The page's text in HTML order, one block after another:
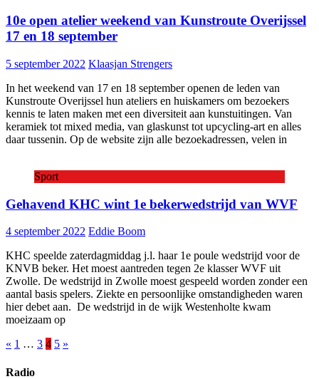
10e open atelier weekend van Kunstroute Overijssel
17 en 18 september
5 september 2022 Klaasjan Strengers
In het weekend van 17 en 18 september openen de leden van
Kunstroute Overijssel hun ateliers en huiskamers om bezoekers
kennis te laten maken met een diversiteit aan kunstuitingen. Van
keramiek tot mixed media, van glaskunst tot upcycling-art en alles
daar tussenin. Op de website zijn alle bezoekadressen, velen in
Sport
Gehavend KHC wint 1e bekerwedstrijd van WVF
4 september 2022 Eddie Boom
KHC speelde zaterdagmiddag j.l. haar 1e poule wedstrijd voor de
KNVB beker. Het moest aantreden tegen 2e klasser WVF uit
Zwolle. De wedstrijd in Zwolle moest gespeeld worden zonder een
aantal basis spelers. Ziekte en persoonlijke omstandigheden waren
hier debet aan. De wedstrijd in de wijk Westenholte kwam
moeizaam op
Berichten
paginering
« 1 … 3 4 5 »
Radio